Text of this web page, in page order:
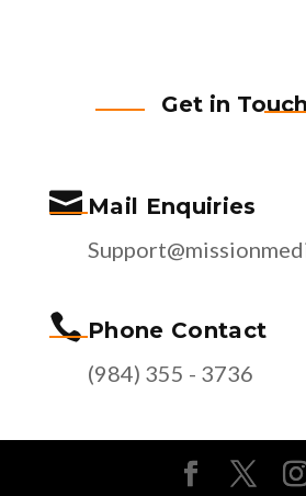
Get in
 Mail Enquiries
 Phone Contact
(984) 355 - 3736